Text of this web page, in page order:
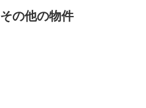
その他の物件